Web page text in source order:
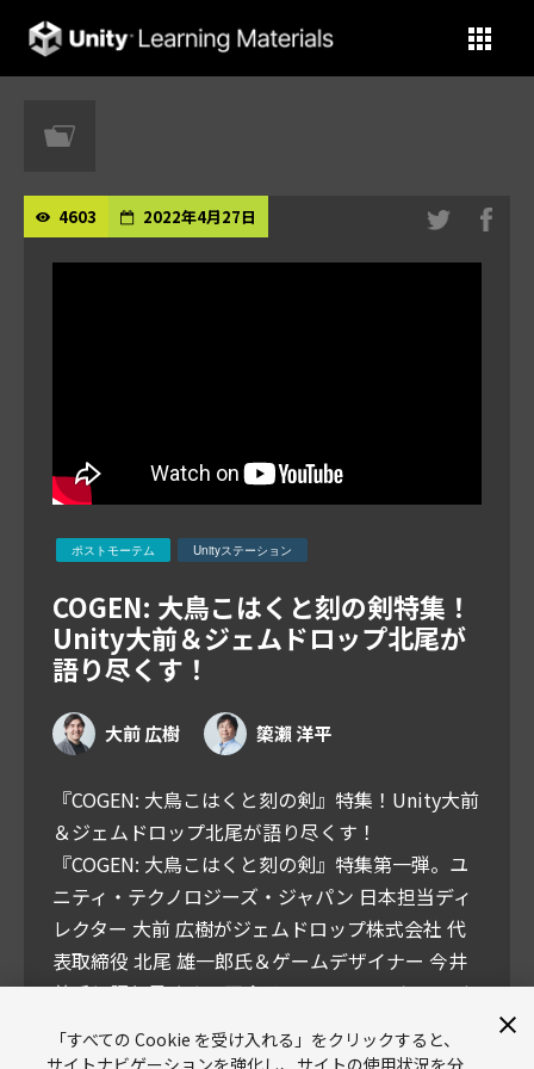
Unity Learning Materials
4603 2022年4月27日
ポストモーテム Unityステーション
COGEN: 大鳥こはくと刻の剣特集！
Unity大前＆ジェムドロップ北尾が
語り尽くす！
大前 広樹 𥱋瀨 洋平
『COGEN: 大鳥こはくと刻の剣』特集！Unity大前
＆ジェムドロップ北尾が語り尽くす！
『COGEN: 大鳥こはくと刻の剣』特集第一弾。ユ
ニティ・テクノロジーズ・ジャパン 日本担当ディ
レクター 大前 広樹がジェムドロップ株式会社 代
表取締役 北尾 雄一郎氏＆ゲームデザイナー 今井
尊氏と語り尽くす！司会はユニティ・テクノロジ
ーズ・ジャパン 簗瀨 洋平でお送りします！
「すべての Cookie を受け入れる」をクリックすると、
サイトナビゲーションを強化し、サイトの使用状況を分